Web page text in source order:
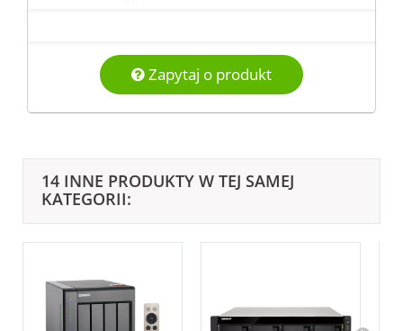
Zapytaj o produkt
14 INNE PRODUKTY W TEJ SAMEJ
KATEGORII: